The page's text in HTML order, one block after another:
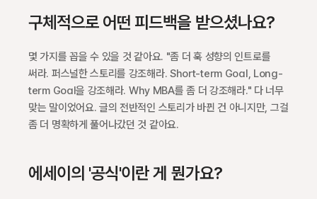
구체적으로 어떤 피드백을 받으셨나요?
몇 가지를 꼽을 수 있을 것 같아요. "좀 더 훅 성향의 인트로를
써라. 퍼스널한 스토리를 강조해라. Short-term Goal, Long-
term Goal을 강조해라. Why MBA를 좀 더 강조해라." 다 너무
맞는 말이었어요. 글의 전반적인 스토리가 바뀐 건 아니지만, 그걸
좀 더 명확하게 풀어나갔던 것 같아요.
에세이의 '공식'이란 게 뭔가요?